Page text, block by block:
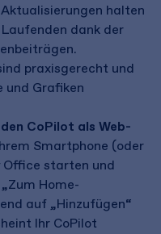
halten
dank der
praxisgerecht und
und Grafiken
CoPilot als Web-
Smartphone (oder
starten und
Home-
auf „Hinzufügen“
Ihr CoPilot